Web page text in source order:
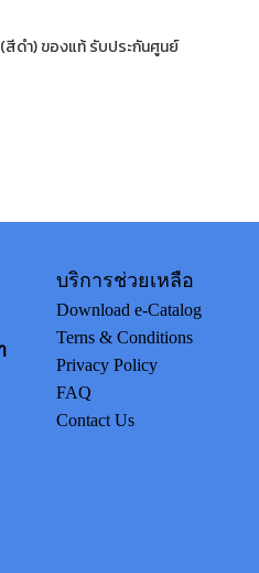
สีดำ) ของแท้ รับประกันศูนย์
บริการช่วยเหลือ
Download e-Catalog
Terns & Conditions
Privacy Policy
FAQ
Contact Us